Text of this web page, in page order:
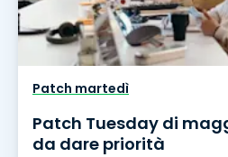
Patch martedì
Patch Tuesday di
da dare priorità